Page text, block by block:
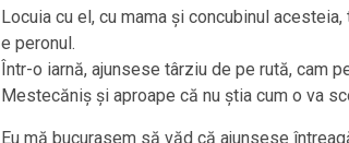
Locuia cu el, cu mama și concubinul
e peronul.
Într-o iarnă, ajunsese târziu de pe rută, cam
Mestecăniș și aproape că nu știa cum o va
Eu mă bucurasem să văd că ajunsese